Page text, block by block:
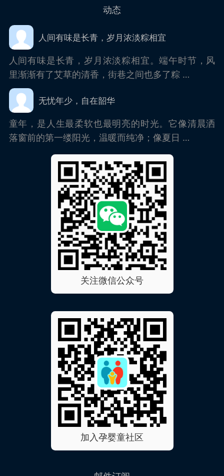
动态
人间有味是长青，岁月浓淡粽相宜
人间有味是长青，岁月浓淡粽相宜。端午时节，风
里渐渐有了艾草的清香，街巷之间也多了粽 …
无忧年少，自在韶华
童年，是人生最柔软也最明亮的时光。它像清晨洒
落窗前的第一缕阳光，温暖而纯净；像夏日 …
关注微信公众号
加入孕婴童社区